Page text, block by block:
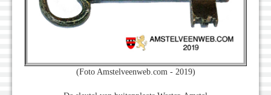
(Foto Amstelveenweb.com - 2019)